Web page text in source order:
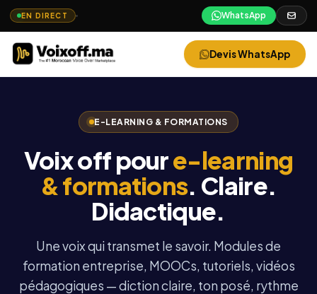
EN DIRECT WhatsApp
Devis WhatsApp
E-LEARNING & FORMATIONS
Voix off poure-learning
& formations. Claire.
Didactique.
Une voix qui transmet le savoir. Modules de
formation entreprise, MOOCs, tutoriels, vidéos
pédagogiques — diction claire, ton posé, rythme